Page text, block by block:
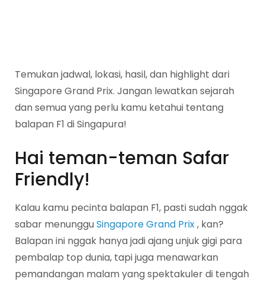
Temukan jadwal, lokasi, hasil, dan highlight dari
Singapore Grand Prix. Jangan lewatkan sejarah
dan semua yang perlu kamu ketahui tentang
balapan F1 di Singapura!
Hai teman-teman Safar
Friendly!
Kalau kamu pecinta balapan F1, pasti sudah nggak
sabar menungguSingapore Grand Prix, kan?
Balapan ini nggak hanya jadi ajang unjuk gigi para
pembalap top dunia, tapi juga menawarkan
pemandangan malam yang spektakuler di tengah